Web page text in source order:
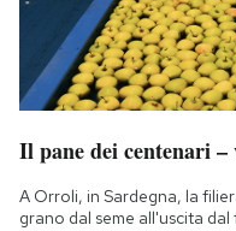
Il pane dei centenari –
A Orroli, in Sardegna, la
grano dal seme all'uscita